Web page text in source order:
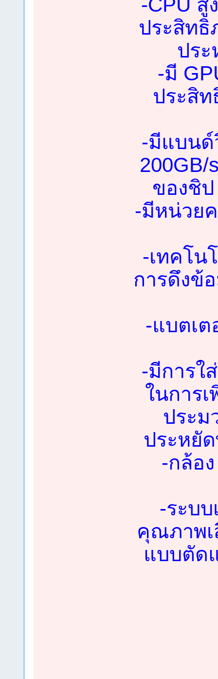
-CPU สู
ประสิทธิ
ปร
-มี
ประสิท
-มีแบนด์
ของชิป
-มีหน่วย
-เทคโน
การดึงข้
-แบตเต
-มีการใ
ในการ
ประม
ประหยั
-กล้อ
-ระบบ
คุณภาพเ
แบบตัด